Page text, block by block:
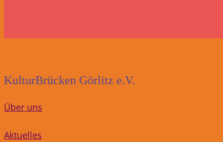
KulturBrücken Görlitz e.V.
Über uns
Aktuelles